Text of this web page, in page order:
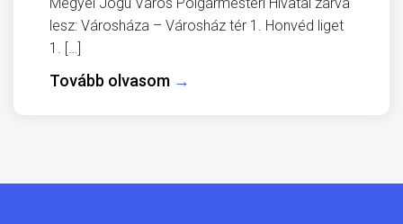
lesz: Városháza – Városház tér 1. Honvéd liget
1. […]
Tovább olvasom →